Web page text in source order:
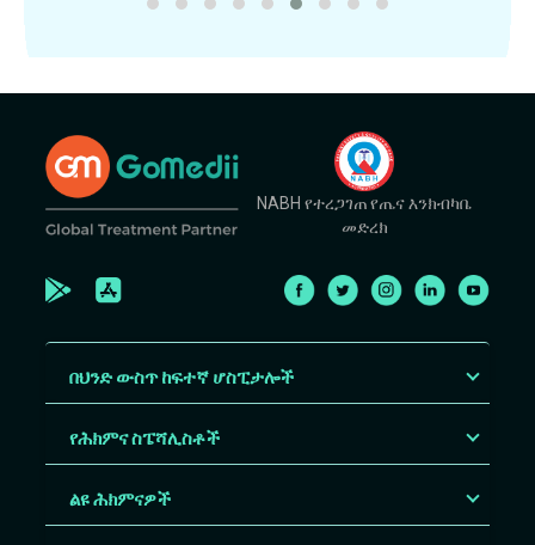
NABH የተረጋገጠ የጤና እንክብካቤ
መድረክ
በህንድ ውስጥ ከፍተኛ ሆስፒታሎች
የሕክምና ስፔሻሊስቶች
ልዩ ሕክምናዎች